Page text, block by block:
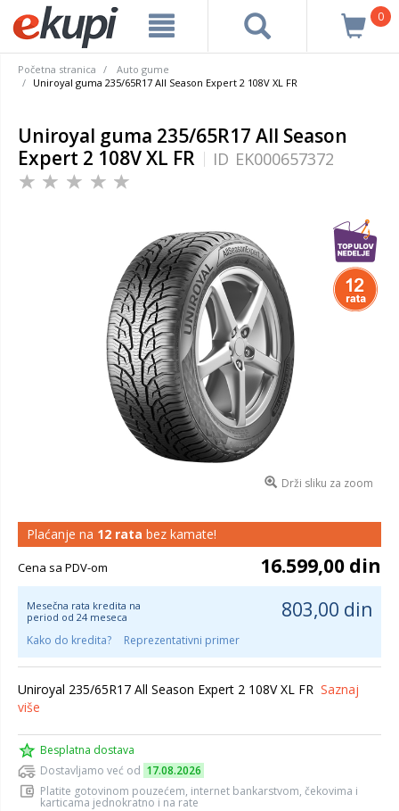
0
Početna stranica
Auto gume
Uniroyal guma 235/65R17 All Season Expert 2 108V XL FR
Uniroyal guma 235/65R17 All Season
Expert 2 108V XL FR
ID EK000657372
Drži sliku za zoom
Plaćanje na 12 rata bez kamate!
Cena sa PDV-om 16.599,00 din
Mesečna rata kredita na
period od 24 meseca
803,00 din
Kako do kredita? Reprezentativni primer
Uniroyal 235/65R17 All Season Expert 2 108V XL FR Saznaj
više
Besplatna dostava
Dostavljamo već od 17.08.2026
Platite gotovinom pouzećem, internet bankarstvom, čekovima i
karticama jednokratno i na rate